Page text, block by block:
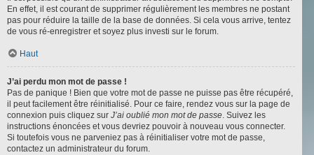
En effet, il est courant de supprimer régulièrement les membres ne postant
pas pour réduire la taille de la base de données. Si cela vous arrive, tentez
de vous ré-enregistrer et soyez plus investi sur le forum.
Haut
J’ai perdu mon mot de passe !
Pas de panique ! Bien que votre mot de passe ne puisse pas être récupéré,
il peut facilement être réinitialisé. Pour ce faire, rendez vous sur la page de
connexion puis cliquez sur J’ai oublié mon mot de passe. Suivez les
instructions énoncées et vous devriez pouvoir à nouveau vous connecter.
Si toutefois vous ne parveniez pas à réinitialiser votre mot de passe,
contactez un administrateur du forum.